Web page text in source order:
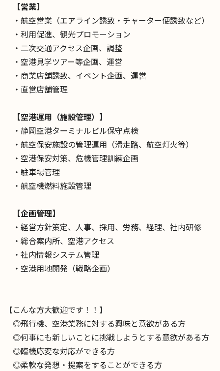
【営業】
・航空営業（エアライン誘致・チャーター便誘致など）
・利用促進、観光プロモーション
・二次交通アクセス企画、調整
・空港見学ツアー等企画、運営
・商業店舗誘致、イベント企画、運営
・直営店舗管理
【空港運用（施設管理）】
・静岡空港ターミナルビル保守点検
・航空保安施設の管理運用（滑走路、航空灯火等）
・空港保安対策、危機管理訓練企画
・駐車場管理
・航空機燃料施設管理
【企画管理】
・経営方針策定、人事、採用、労務、経理、社内研修
・総合案内所、空港アクセス
・社内情報システム管理
・空港用地開発（戦略企画）
【こんな方大歓迎です！！】
◎飛行機、空港業務に対する興味と意欲がある方
◎何事にも新しいことに挑戦しようとする意欲がある方
◎臨機応変な対応ができる方
◎柔軟な発想・提案をすることができる方